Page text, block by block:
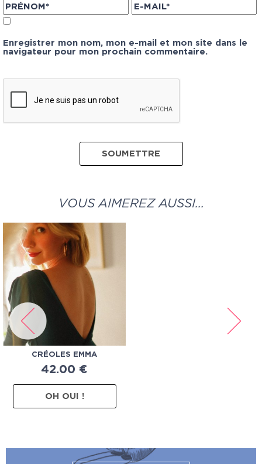
Enregistrer mon nom, mon e-mail et mon site dans le
navigateur pour mon prochain commentaire.
VOUS AIMEREZ AUSSI…
CRÉOLES EMMA
42.00 €
OH OUI !